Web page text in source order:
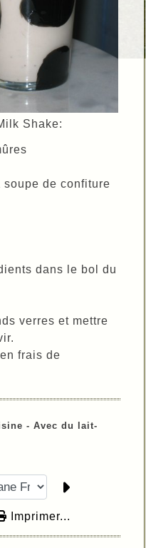
Shake:
de confiture
dans le bol du
verres et mettre
frais de
- Avec du lait-
Imprimer...